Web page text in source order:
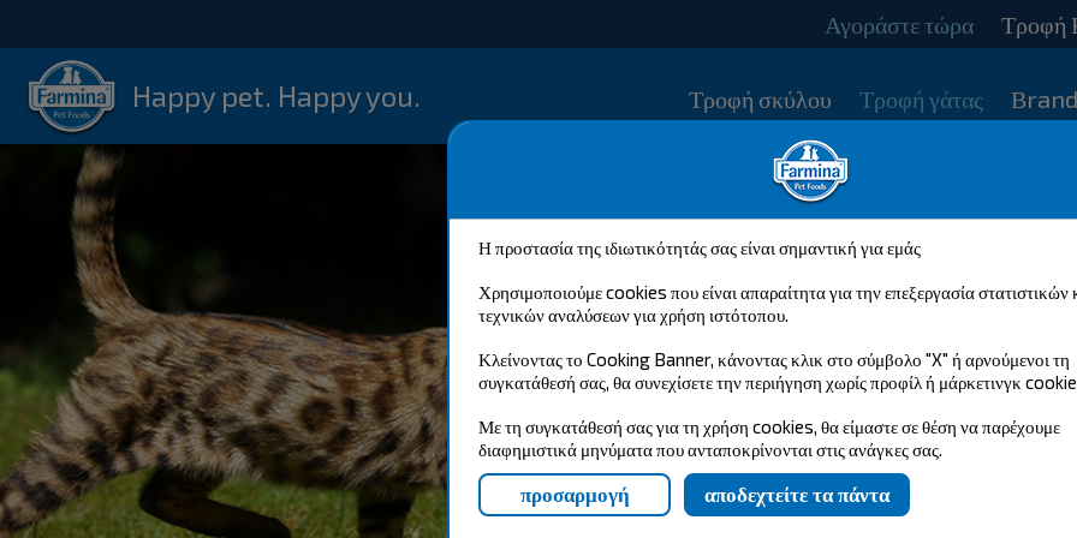
Η προστασία της ιδιωτικότητάς σας είναι σημαντική για εμάς
Χρησιμοποιούμε cookies που είναι απαραίτητα για την επεξεργασία στατιστικών
τεχνικών αναλύσεων για χρήση ιστότοπου.
Κλείνοντας το Cooking Banner, κάνοντας κλικ στο σύμβολο "X" ή αρνούμενοι τη
συγκατάθεσή σας, θα συνεχίσετε την περιήγηση χωρίς προφίλ ή μάρκετινγκ
Με τη συγκατάθεσή σας για τη χρήση cookies, θα είμαστε σε θέση να παρέχουμε
διαφημιστικά μηνύματα που ανταποκρίνονται στις ανάγκες σας.
Αγοράστε τώρα Τροφή
Happy pet. Happy you. Τροφή σκύλου Τροφή γάτας